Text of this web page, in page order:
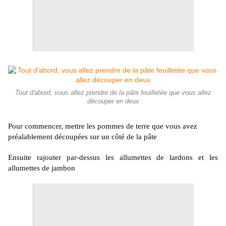
Tout d'abord, vous allez prendre de la pâte feuilletée que vous allez
découper en deux
Pour commencer, mettre les pommes de terre que vous avez
préalablement découpées sur un côté de la pâte
Ensuite rajouter par-dessus les allumettes de lardons et les
allumettes de jambon